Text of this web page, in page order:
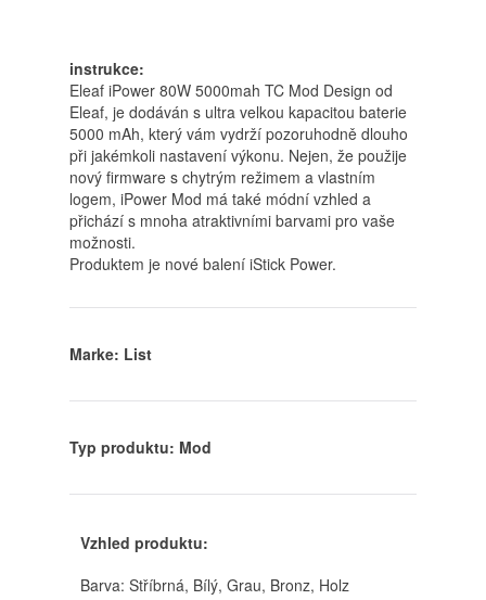
instrukce:
Eleaf iPower 80W 5000mah TC Mod Design od
Eleaf, je dodáván s ultra velkou kapacitou baterie
5000 mAh, který vám vydrží pozoruhodně dlouho
při jakémkoli nastavení výkonu. Nejen, že použije
nový firmware s chytrým režimem a vlastním
logem, iPower Mod má také módní vzhled a
přichází s mnoha atraktivními barvami pro vaše
možnosti.
Produktem je nové balení iStick Power.
Marke: List
Typ produktu: Mod
Vzhled produktu:
Barva: Stříbrná, Bílý, Grau, Bronz, Holz